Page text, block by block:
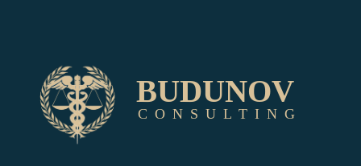
BUDUNOV
C O N S U L T I N G